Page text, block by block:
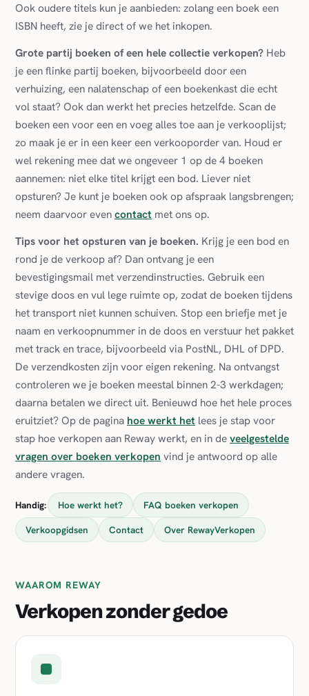
Ook oudere titels kun je aanbieden: zolang een boek een
ISBN heeft, zie je direct of we het inkopen.
Grote partij boeken of een hele collectie verkopen? Heb
je een flinke partij boeken, bijvoorbeeld door een
verhuizing, een nalatenschap of een boekenkast die echt
vol staat? Ook dan werkt het precies hetzelfde. Scan de
boeken een voor een en voeg alles toe aan je verkooplijst;
zo maak je er in een keer een verkooporder van. Houd er
wel rekening mee dat we ongeveer 1 op de 4 boeken
aannemen: niet elke titel krijgt een bod. Liever niet
opsturen? Je kunt je boeken ook op afspraak langsbrengen;
neem daarvoor evencontact met ons op.
Tips voor het opsturen van je boeken. Krijg je een bod en
rond je de verkoop af? Dan ontvang je een
bevestigingsmail met verzendinstructies. Gebruik een
stevige doos en vul lege ruimte op, zodat de boeken tijdens
het transport niet kunnen schuiven. Stop een briefje met je
naam en verkoopnummer in de doos en verstuur het pakket
met track en trace, bijvoorbeeld via PostNL, DHL of DPD.
De verzendkosten zijn voor eigen rekening. Na ontvangst
controleren we je boeken meestal binnen 2-3 werkdagen;
daarna betalen we direct uit. Benieuwd hoe het hele proces
eruitziet? Op de pagina hoe werkt het lees je stap voor
stap hoe verkopen aan Reway werkt, en in deveelgestelde
vragen over boeken verkopen vind je antwoord op alle
andere vragen.
Handig: Hoe werkt het?
FAQ boeken verkopen
Verkoopgidsen
Contact Over RewayVerkopen
WAAROM REWAY
Verkopen zonder gedoe